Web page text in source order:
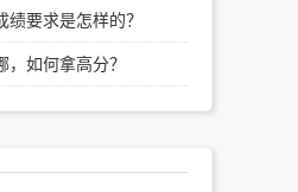
绩要求是怎样的？
如何拿高分？